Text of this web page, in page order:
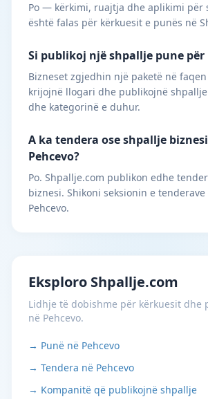
Po — kërkimi, ruajtja dhe aplikimi për
është falas për kërkuesit e punës në
Si publikoj një shpallje pune për
Bizneset zgjedhin një paketë në faqen
krijojnë llogari dhe publikojnë
dhe kategorinë e duhur.
A ka tendera ose shpallje
Pehcevo?
Po. Shpallje.com publikon edhe
biznesi. Shikoni seksionin e
Pehcevo.
Eksploro Shpallje.com
Lidhje të dobishme për kërkuesit dhe
në Pehcevo.
→ Punë në Pehcevo
→ Tendera në Pehcevo
→ Kompanitë që publikojnë shpallje